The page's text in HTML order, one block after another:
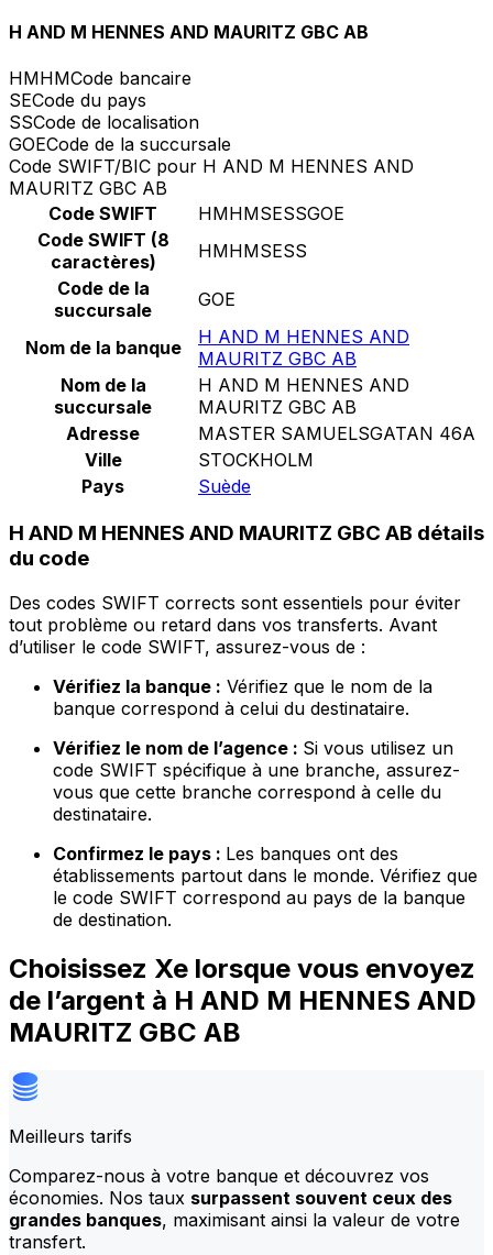
H AND M HENNES AND MAURITZ GBC AB
HMHMCode bancaire
SECode du pays
SSCode de localisation
GOECode de la succursale
Code SWIFT/BIC pour H AND M HENNES AND
MAURITZ GBC AB
Code SWIFT
HMHMSESSGOE
Code SWIFT (8
caractères)
HMHMSESS
Code de la
succursale
GOE
Nom de la banque
H AND M HENNES AND
MAURITZ GBC AB
Nom de la
succursale
H AND M HENNES AND
MAURITZ GBC AB
Adresse
MASTER SAMUELSGATAN 46A
Ville
STOCKHOLM
Pays
Suède
H AND M HENNES AND MAURITZ GBC AB détails
du code
Des codes SWIFT corrects sont essentiels pour éviter
tout problème ou retard dans vos transferts. Avant
d’utiliser le code SWIFT, assurez-vous de :
Vérifiez la banque : Vérifiez que le nom de la
banque correspond à celui du destinataire.
Vérifiez le nom de l’agence : Si vous utilisez un
code SWIFT spécifique à une branche, assurez-
vous que cette branche correspond à celle du
destinataire.
Confirmez le pays : Les banques ont des
établissements partout dans le monde. Vérifiez que
le code SWIFT correspond au pays de la banque
de destination.
Choisissez Xe lorsque vous envoyez
de l’argent à H AND M HENNES AND
MAURITZ GBC AB
Meilleurs tarifs
Comparez-nous à votre banque et découvrez vos
économies. Nos taux surpassent souvent ceux des
grandes banques, maximisant ainsi la valeur de votre
transfert.